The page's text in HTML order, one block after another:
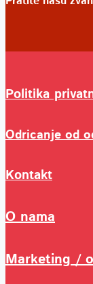
Politika
Odricanje od
Kontakt
O nama
Marketing /